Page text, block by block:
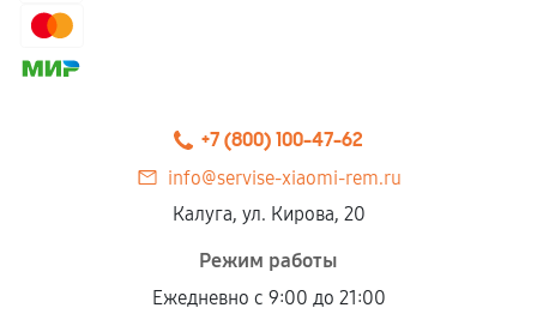
+7 (800) 100-47-62
info@servise-xiaomi-rem.ru
Калуга, ул. Кирова, 20
Режим работы
Ежедневно с 9:00 до 21:00